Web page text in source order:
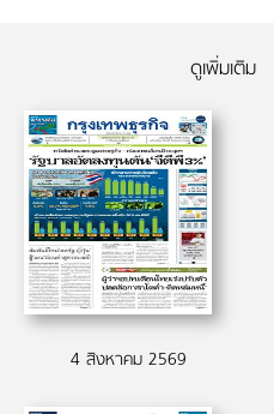
ดูเพิ่มเติม
4 สิงหาคม 2569